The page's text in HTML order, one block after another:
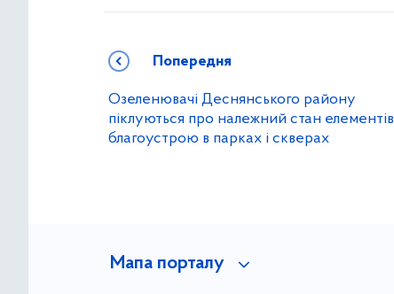
Попередня
Озеленювачі Деснянського району
піклуються про належний стан елементів
благоустрою в парках і скверах
Мапа порталу